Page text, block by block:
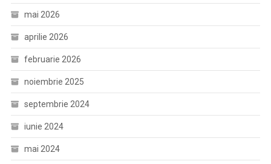
mai 2026
aprilie 2026
februarie 2026
noiembrie 2025
septembrie 2024
iunie 2024
mai 2024